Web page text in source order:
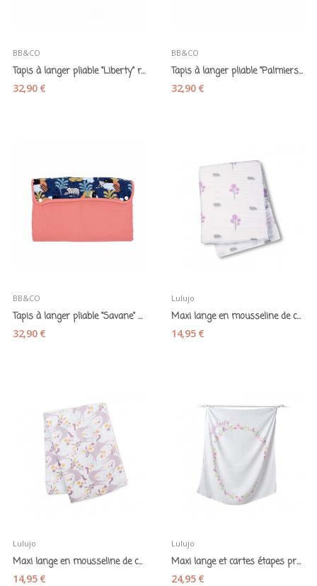
BB&CO
Tapis à langer pliable "Liberty" rose - BB&Co
32,90 €
BB&CO
Tapis à langer pliable "Palmiers" vert - BB&Co
32,90 €
BB&CO
Tapis à langer pliable "Savane" marsala - BB&Co
32,90 €
Lulujo
Maxi lange en mousseline de coton "Hippos" -...
14,95 €
Lulujo
Maxi lange en mousseline de coton "Licornes...
14,95 €
Lulujo
Maxi lange et cartes étapes première année...
24,95 €